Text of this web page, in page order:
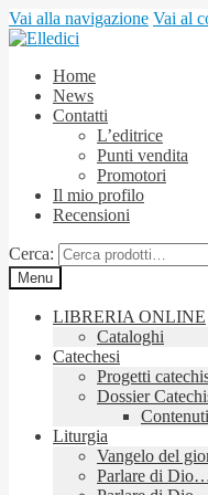
Vai alla navigazione Vai al
Home
News
Contatti
L’editrice
Punti vendita
Promotori
Il mio profilo
Recensioni
Cerca:
Menu
LIBRERIA ONLINE
Cataloghi
Catechesi
Progetti
Dossier
Liturgia
Vangelo del
Parlare di